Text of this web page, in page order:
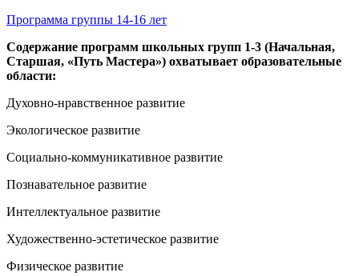
Программа группы 14-16 лет
Содержание программ школьных групп 1-3 (Начальная,
Старшая, «Путь Мастера») охватывает образовательные
области:
Духовно-нравственное развитие
Экологическое развитие
Социально-коммуникативное развитие
Познавательное развитие
Интеллектуальное развитие
Художественно-эстетическое развитие
Физическое развитие